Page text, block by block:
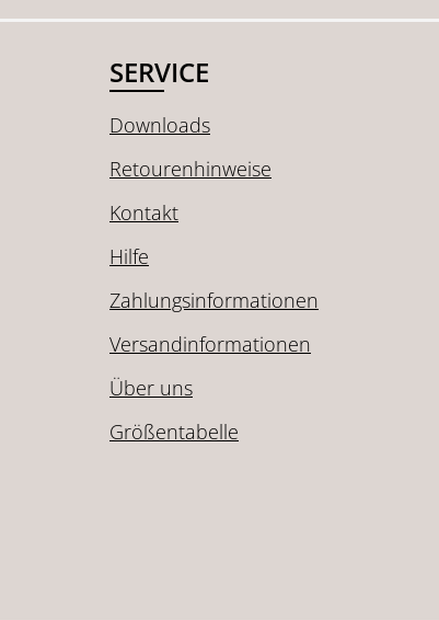
SERVICE
Downloads
Retourenhinweise
Kontakt
Hilfe
Zahlungsinformationen
Versandinformationen
Über uns
Größentabelle